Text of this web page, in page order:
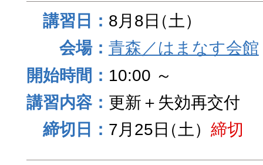
8月8日（土）
青森／はまなす会館
10:00 ～
更新＋失効再交付
7月25日（土） 締切